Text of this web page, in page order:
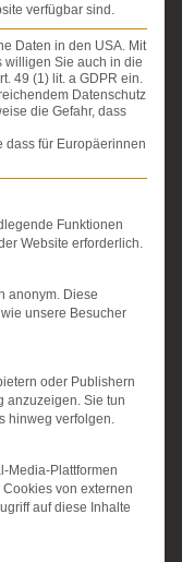
Fachanwälte
ausgewiesene
und
und
verfügbar sind.
Daten in den USA. Mit
willigen Sie auch in die
49 (1) lit. a GDPR ein.
Datenschutz
die Gefahr, dass
dass für Europäerinnen
für die eine
Funktionen
Website erforderlich.
anonym. Diese
unsere Besucher
oder Publishern
anzuzeigen. Sie tun
hinweg verfolgen.
Media-Plattformen
von externen
auf diese Inhalte